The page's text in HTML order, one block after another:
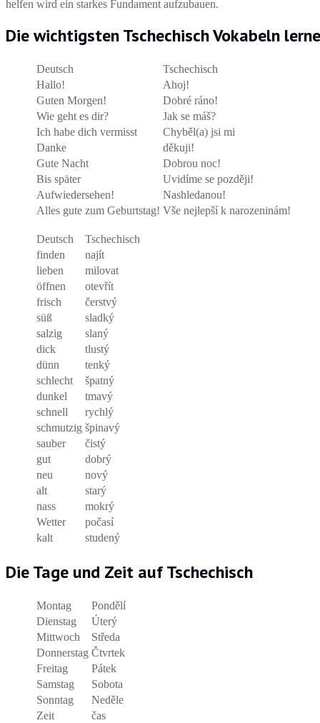
helfen wird ein starkes Fundament aufzubauen.
Die wichtigsten Tschechisch Vokabeln
Deutsch
Tschechisch
Hallo!
Ahoj!
Guten Morgen!
Dobré ráno!
Wie geht es dir?
Jak se máš?
Ich habe dich vermisst
Chyběl(a) jsi mi
Danke
děkuji!
Gute Nacht
Dobrou noc!
Bis später
Uvidíme se později!
Aufwiedersehen!
Nashledanou!
Alles gute zum Geburtstag! Vše nejlepší k narozeninám!
Deutsch
Tschechisch
finden
najít
lieben
milovat
öffnen
otevřít
frisch
čerstvý
süß
sladký
salzig
slaný
dick
tlustý
dünn
tenký
schlecht
špatný
dunkel
tmavý
schnell
rychlý
schmutzig špinavý
sauber
čistý
gut
dobrý
neu
nový
alt
starý
nass
mokrý
Wetter
počasí
kalt
studený
Die Tage und Zeit auf Tschechisch
Montag
Pondělí
Dienstag
Úterý
Mittwoch
Středa
Donnerstag Čtvrtek
Freitag
Pátek
Samstag
Sobota
Sonntag
Neděle
Zeit
čas